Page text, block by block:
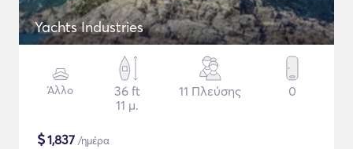
Yachts Industries
Άλλο
36 ft
11 μ.
11 Πλεύσης 0
$1,837 /ημέρα